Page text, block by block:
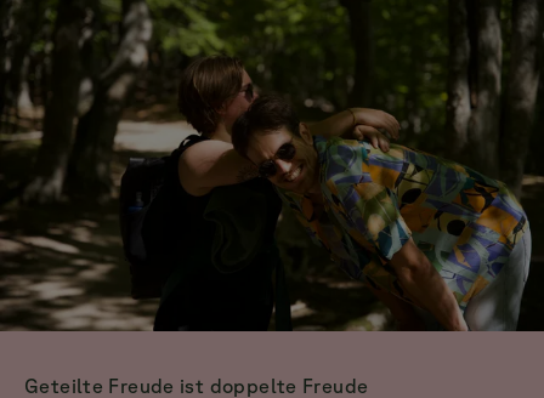
Geteilte Freude ist doppelte Freude